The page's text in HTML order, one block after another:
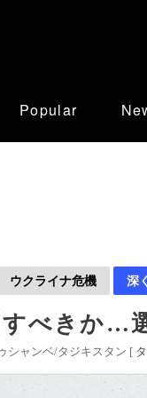
Popular
ウクライナ危機 深
べきか…
シャンベ/タジキスタン [